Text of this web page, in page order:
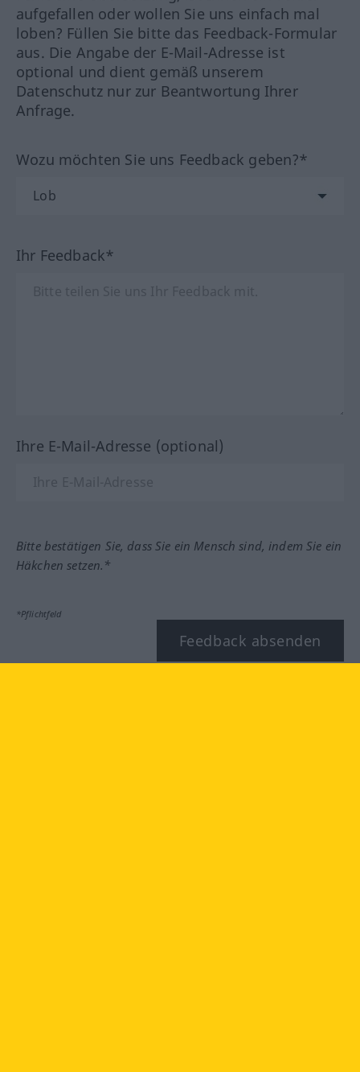
aufgefallen oder wollen Sie uns einfach mal
loben? Füllen Sie bitte das Feedback-Formular
aus. Die Angabe der E-Mail-Adresse ist
optional und dient gemäß unserem
Datenschutz nur zur Beantwortung Ihrer
Anfrage.
Wozu möchten Sie uns Feedback geben?*
Ihr Feedback*
Ihre E-Mail-Adresse (optional)
Bitte bestätigen Sie, dass Sie ein Mensch sind, indem Sie ein
Häkchen setzen.*
*Pflichtfeld
Feedback absenden